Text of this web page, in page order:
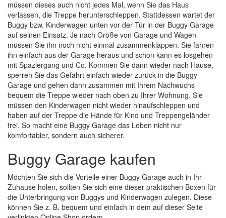
müssen dieses auch nicht jedes Mal, wenn Sie das Haus
verlassen, die Treppe herunterschleppen. Stattdessen wartet der
Buggy bzw. Kinderwagen unten vor der Tür in der Buggy Garage
auf seinen Einsatz. Je nach Größe von Garage und Wagen
müssen Sie ihn noch nicht einmal zusammenklappen. Sie fahren
ihn einfach aus der Garage heraus und schon kann es losgehen
mit Spaziergang und Co. Kommen Sie dann wieder nach Hause,
sperren Sie das Gefährt einfach wieder zurück in die Buggy
Garage und gehen dann zusammen mit Ihrem Nachwuchs
bequem die Treppe wieder nach oben zu Ihrer Wohnung. Sie
müssen den Kinderwagen nicht wieder hinaufschleppen und
haben auf der Treppe die Hände für Kind und Treppengeländer
frei. So macht eine Buggy Garage das Leben nicht nur
komfortabler, sondern auch sicherer.
Buggy Garage kaufen
Möchten Sie sich die Vorteile einer Buggy Garage auch in Ihr
Zuhause holen, sollten Sie sich eine dieser praktischen Boxen für
die Unterbringung von Buggys und Kinderwagen zulegen. Diese
können Sie z. B. bequem und einfach in dem auf dieser Seite